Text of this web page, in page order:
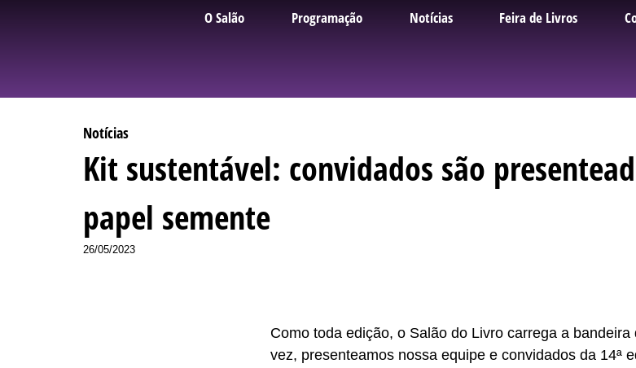
O Salão Programação Notícias Feira de Livros
Notícias
Kit sustentável: convidados são
papel semente
26/05/2023
Como toda edição, o Salão do Livro carrega a
vez, presenteamos nossa equipe e convidados da 14ª